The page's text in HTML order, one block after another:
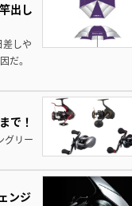
出し
しや
だ。
で！
グリー
ンジ